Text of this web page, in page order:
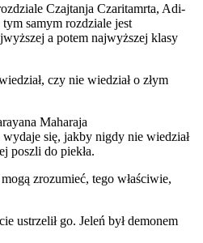
Czajtanja Czaritamrta, Adi-
samym rozdziale jest
a potem najwyższej klasy
czy nie wiedział o złym
się, jakby nigdy nie wiedział
poszli do piekła.
zrozumieć, tego właściwie,
ustrzelił go. Jeleń był demonem